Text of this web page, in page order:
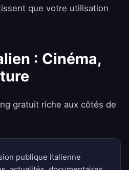
que votre utilisation
: Cinéma,
gratuit riche aux côtés de
publique italienne